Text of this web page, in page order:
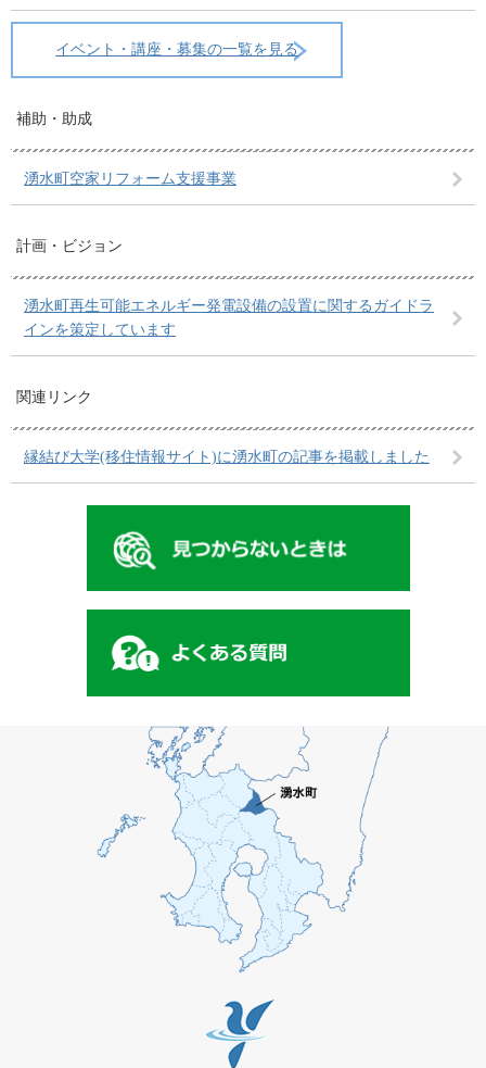
イベント・講座・募集の一覧を見る
補助・助成
湧水町空家リフォーム支援事業
計画・ビジョン
湧水町再生可能エネルギー発電設備の設置に関するガイドラ
インを策定しています
関連リンク
縁結び大学(移住情報サイト)に湧水町の記事を掲載しました